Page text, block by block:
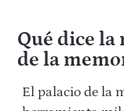
Qué dice
de la
El palacio de la